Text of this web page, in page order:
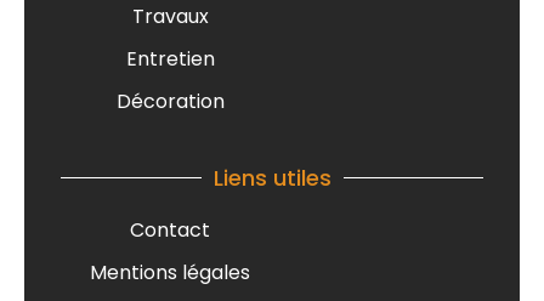
Travaux
Entretien
Décoration
Liens utiles
Contact
Mentions légales